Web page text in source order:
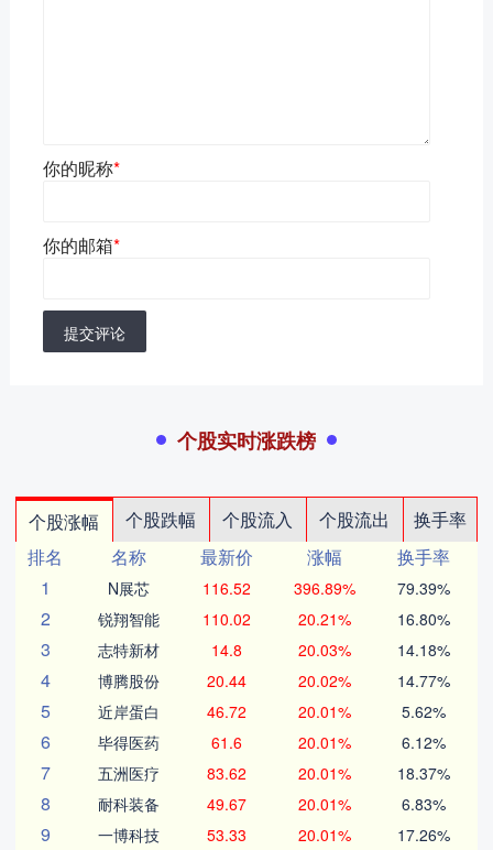
你的昵称*
你的邮箱*
提交评论
个股实时涨跌榜
个股涨幅 个股跌幅 个股流入 个股流出
换手率
排名
名称 最新价 涨幅
换手率
1
N展芯 116.52 396.89% 79.39%
2 锐翔智能 110.02 20.21% 16.80%
3 志特新材 14.8 20.03% 14.18%
4 博腾股份 20.44 20.02% 14.77%
5 近岸蛋白 46.72 20.01% 5.62%
6 毕得医药 61.6 20.01% 6.12%
7 五洲医疗 83.62 20.01% 18.37%
8 耐科装备 49.67 20.01% 6.83%
9 一博科技 53.33 20.01% 17.26%